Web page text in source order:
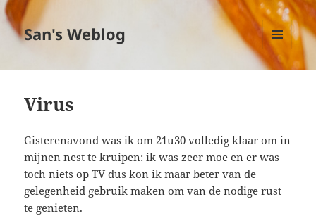
San's Weblog
MENU
EN
Virus
Gisterenavond was ik om 21u30 volledig klaar om in
mijnen nest te kruipen: ik was zeer moe en er was
toch niets op TV dus kon ik maar beter van de
gelegenheid gebruik maken om van de nodige rust
te genieten.